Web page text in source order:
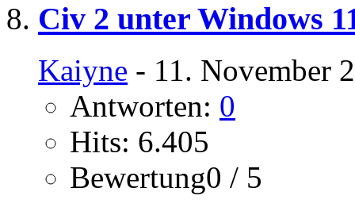
Civ 2 unter Windows
Kaiyne - 11. November
Antworten: 0
Hits: 6.405
Bewertung0 / 5